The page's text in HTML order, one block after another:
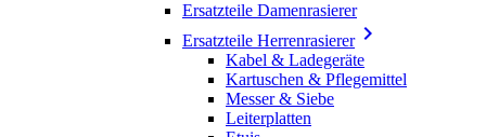
Ersatzteile Damenrasierer
Ersatzteile Herrenrasierer
Kabel & Ladegeräte
Kartuschen & Pflegemittel
Messer & Siebe
Leiterplatten